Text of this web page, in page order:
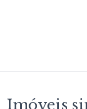
Imóveis